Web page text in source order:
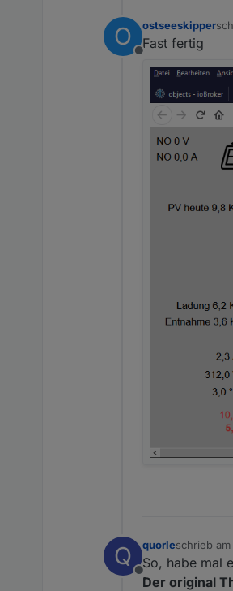
O
Offline
ostseeskipper
Fast fertig
Q
Offline
quorleschrieb am
zuletzt
So, habe mal
Der original